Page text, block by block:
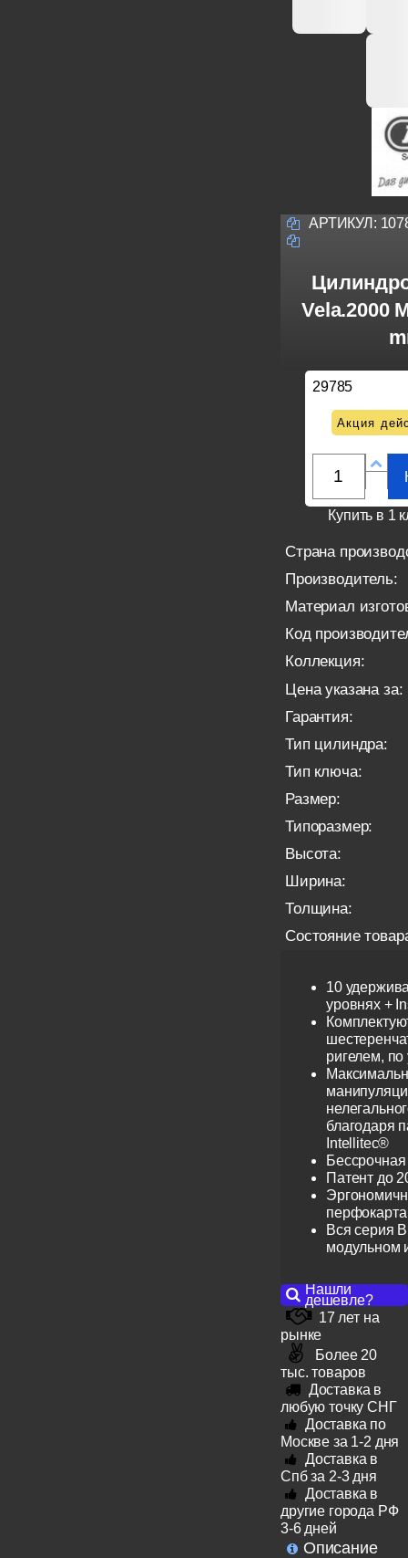
АРТИКУЛ:
Vela.2000
29785
Акция
Купить в 1
Страна
Производитель:
Материал
Код
Коллекция:
Цена указана за:
Гарантия:
Тип цилиндра:
Тип ключа:
Размер:
Типоразмер:
Высота:
Ширина:
Толщина:
Состояние
10
уровнях +
ригелем,
благодаря
Intellitec®
Патент до
перфокарта
Вся серия
модульном
Нашли
дешевле?
17 лет на
рынке
Более 20
тыс. товаров
Доставка в
любую точку СНГ
Доставка по
Москве за 1-2 дня
Доставка в
Спб за 2-3 дня
Доставка в
другие города РФ
3-6 дней
Описание